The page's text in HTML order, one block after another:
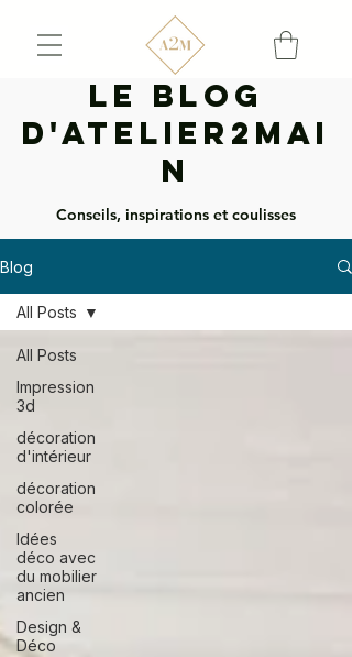
Le Blog
d'Atelier2mai
n
Conseils, inspirations et coulisses
Blog
All Posts
Impression
3d
décoration
d'intérieur
décoration
colorée
Idées
déco avec
du mobilier
ancien
Design &
Déco
All Posts